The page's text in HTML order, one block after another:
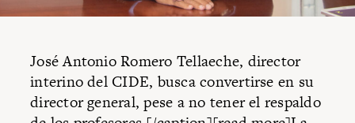
José Antonio Romero Tellaeche, director
interino del CIDE, busca convertirse en su
director general, pese a no tener el respaldo